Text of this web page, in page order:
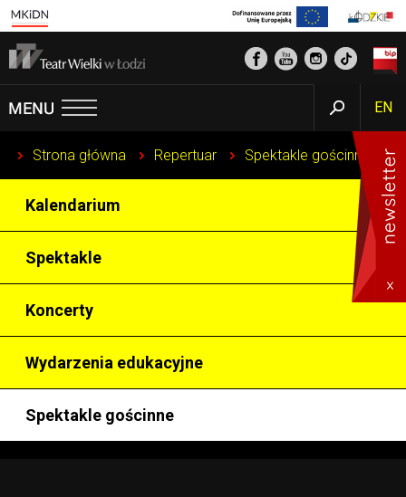
EN
Strona główna Repertuar Spektakle gościnne
Kalendarium
Spektakle
Koncerty
Wydarzenia edukacyjne
Spektakle gościnne